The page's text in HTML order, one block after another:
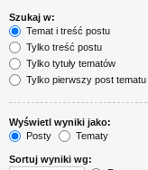
Szukaj w:
Temat i treść postu
Tylko treść postu
Tylko tytuły tematów
Tylko pierwszy post tematu
Wyświetl wyniki jako:
Posty
Tematy
Sortuj wyniki wg: